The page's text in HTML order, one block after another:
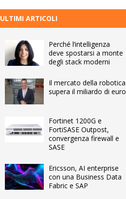
ULTIMI ARTICOLI
Perché l’intelligenza
deve spostarsi a monte
degli stack moderni
Il mercato della robotica
supera il miliardo di euro
Fortinet 1200G e
FortiSASE Outpost,
convergenza firewall e
SASE
Ericsson, AI enterprise
con una Business Data
Fabric e SAP